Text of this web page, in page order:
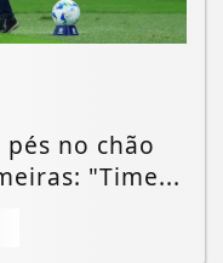
pés no chão
"Time...